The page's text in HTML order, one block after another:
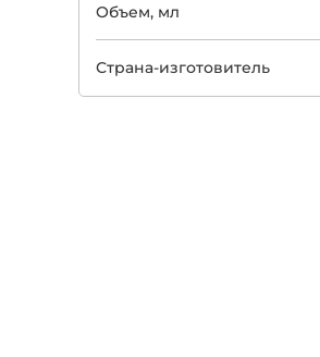
Объем, мл
Страна-изготовитель